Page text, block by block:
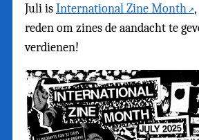
Juli isInternational Zine Month
reden om zines de aandacht te
verdienen!